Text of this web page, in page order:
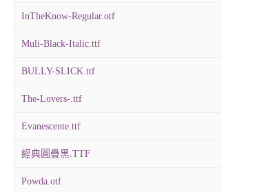
InTheKnow-Regular.otf
Muli-Black-Italic.ttf
BULLY-SLICK.ttf
The-Lovers-.ttf
Evanescente.ttf
經典圓疊黑.TTF
Powda.otf